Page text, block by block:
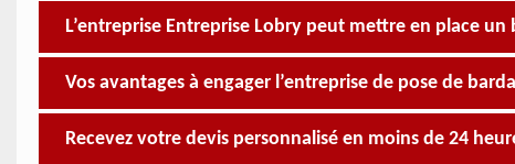
L’entreprise Entreprise Lobry peut mettre en place
Vos avantages à engager l’entreprise de pose de
Recevez votre devis personnalisé en moins de 24